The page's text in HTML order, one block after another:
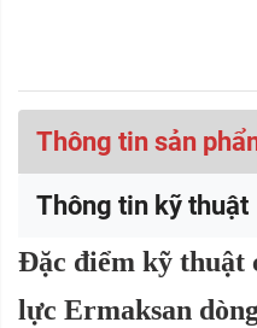
Thông tin sản
Thông tin kỹ thuật
Đặc điểm kỹ thuật
lực Ermaksan